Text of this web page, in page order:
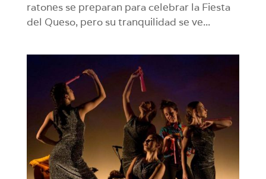
ratones se preparan para celebrar la Fiesta
del Queso, pero su tranquilidad se ve...